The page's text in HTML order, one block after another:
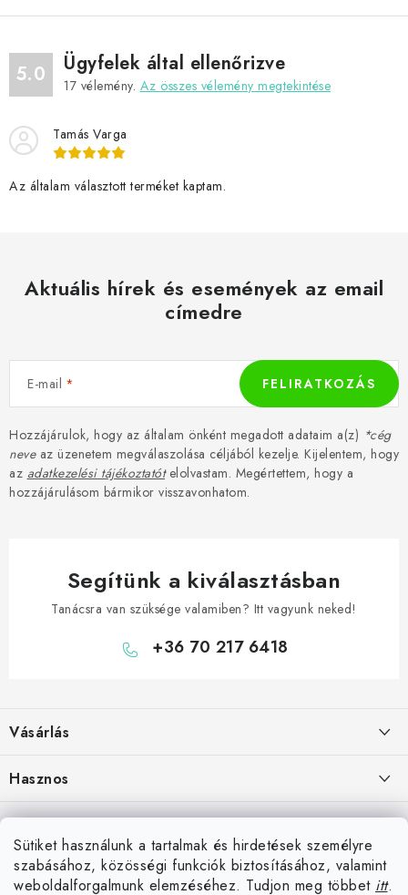
Sütiket használunk a tartalmak és hirdetések személyre
szabásához, közösségi funkciók biztosításához, valamint
weboldalforgalmunk elemzéséhez. Tudjon meg többet itt.
l
m
e
5.0 Ügyfelek által ellenőrizve
17 vélemény. Az összes vélemény megtekintése
Tamás Varga
Az általam választott terméket kaptam.
Aktuális hírek és események az email
címedre
E-mail
Hozzájárulok, hogy az általam önként megadott adataim a(z) *cég
neveaz üzenetem megválaszolása céljából kezelje. Kijelentem, hogy
az adatkezelési tájékoztatótelolvastam. Megértettem, hogy a
hozzájárulásom bármikor visszavonhatom.
FELIRATKOZÁS
Segítünk a kiválasztásban
Tanácsra van szüksége valamiben? Itt vagyunk neked!
+36 70 217 6418
b
é
c
Vásárlás
Szállítási lehetőségek
Fizetési lehetőségek
Áru visszaküldése
Hasznos
Elérhetőségek
Rólunk
Hűségprogram
Darts Győr – bolt, klubok
Üzlet Komárom közelében